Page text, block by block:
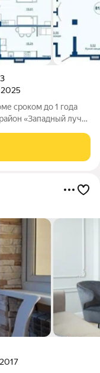
3
2025
сроком до 1 года
каркасные